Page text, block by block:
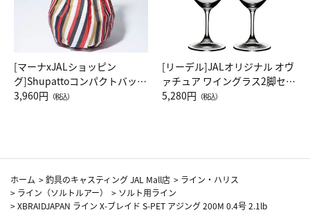
[マーナxJALショッピン
グ]Shupattoコンパクトバッグ
Drop JAL客室乗務員（LC）ス
3,960円 （税込）
[リーデル]JALオリジナル オヴ
ァチュア ワイングラス2脚セッ
ト（レッドワイン）
5,280円 （税込）
ホーム >釣具のキャスティング JAL Mall店 > ライン・ハリス
> ライン（ソルトルアー） > ソルト用ライン
>XBRAIDJAPAN ライン X-ブレイド S-PET アジング 200M 0.4号 2.1lb